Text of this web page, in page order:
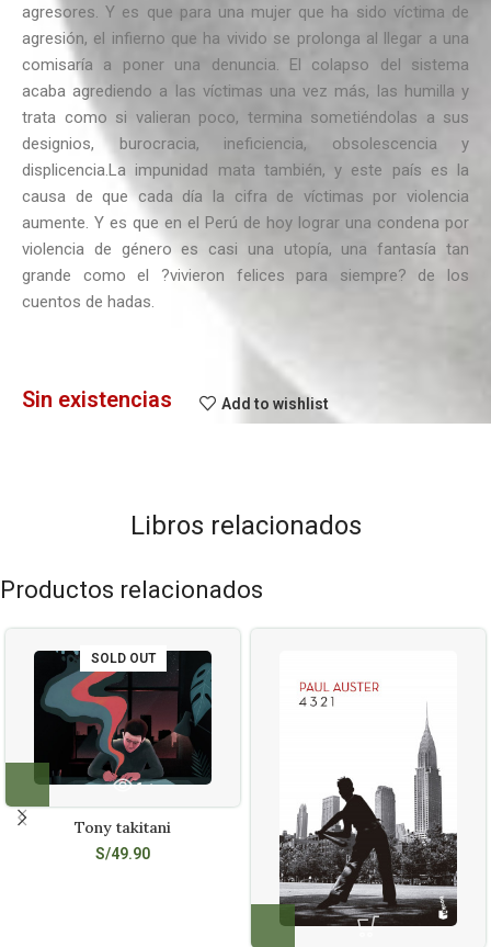
agresores. Y es que para una mujer que ha sido víctima de
agresión, el infierno que ha vivido se prolonga al llegar a una
comisaría a poner una denuncia. El colapso del sistema
acaba agrediendo a las víctimas una vez más, las humilla y
trata como si valieran poco, termina sometiéndolas a sus
designios, burocracia, ineficiencia, obsolescencia y
displicencia.La impunidad mata también, y este país es la
causa de que cada día la cifra de víctimas por violencia
aumente. Y es que en el Perú de hoy lograr una condena por
violencia de género es casi una utopía, una fantasía tan
grande como el ?vivieron felices para siempre? de los
cuentos de hadas.
Sin existencias Add to wishlist
Libros relacionados
Productos relacionados
SOLD OUT
Tony takitani
S/49.90